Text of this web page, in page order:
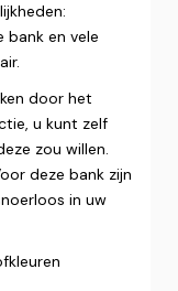
bank en vele
door het
u kunt zelf
zou willen.
deze bank zijn
in uw